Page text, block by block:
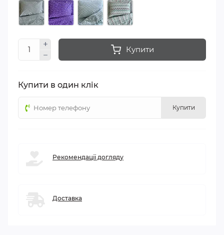
Купити
Купити в один клік
Купити
Рекомендації догляду
Доставка